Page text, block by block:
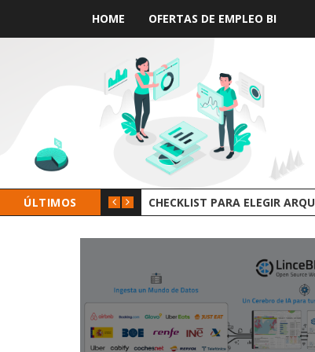
HOME OFERTAS DE EMPLEO BI
ÚLTIMOS GROOT AI LINCEBI: LA NUEVA